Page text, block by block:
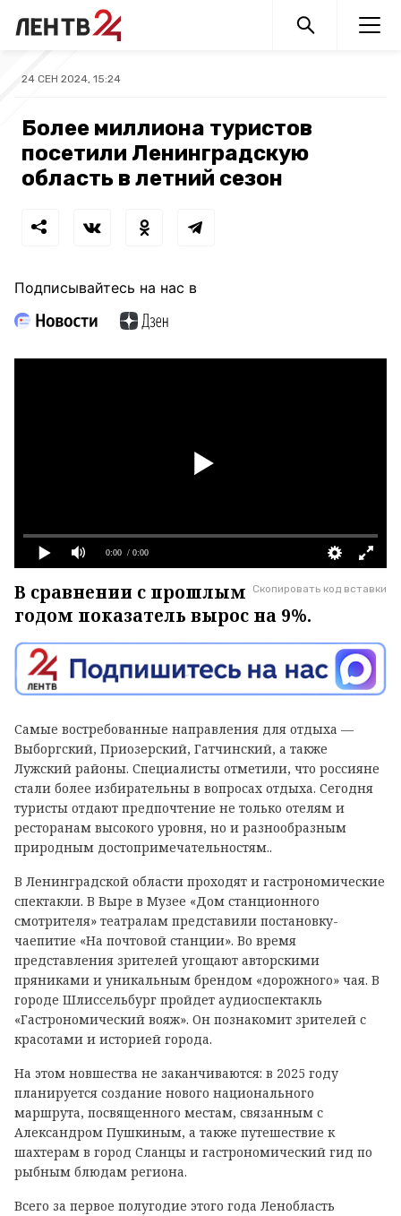
24 СЕН 2024, 15:24
Более миллиона туристов
посетили Ленинградскую
область в летний сезон
Подписывайтесь на нас в
0:00 / 0:00
Скопировать код вставки
В сравнении с прошлым
годом показатель вырос на 9%.
Самые востребованные направления для отдыха —
Выборгский, Приозерский, Гатчинский, а также
Лужский районы. Специалисты отметили, что россияне
стали более избирательны в вопросах отдыха. Сегодня
туристы отдают предпочтение не только отелям и
ресторанам высокого уровня, но и разнообразным
природным достопримечательностям..
В Ленинградской области проходят и гастрономические
спектакли. В Выре в Музее «Дом станционного
смотрителя» театралам представили постановку-
чаепитие «На почтовой станции». Во время
представления зрителей угощают авторскими
пряниками и уникальным брендом «дорожного» чая. В
городе Шлиссельбург пройдет аудиоспектакль
«Гастрономический вояж». Он познакомит зрителей с
красотами и историей города.
На этом новшества не заканчиваются: в 2025 году
планируется создание нового национального
маршрута, посвященного местам, связанным с
Александром Пушкиным, а также путешествие к
шахтерам в город Сланцы и гастрономический гид по
рыбным блюдам региона.
Всего за первое полугодие этого года Ленобласть